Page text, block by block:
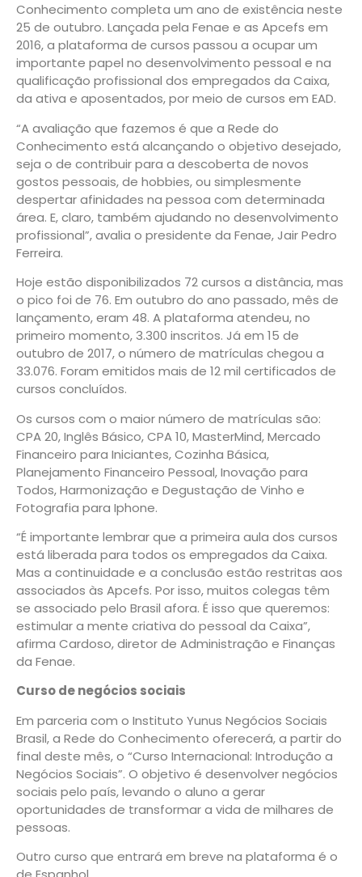
Conhecimento completa um ano de existência neste
25 de outubro. Lançada pela Fenae e as Apcefs em
2016, a plataforma de cursos passou a ocupar um
importante papel no desenvolvimento pessoal e na
qualificação profissional dos empregados da Caixa,
da ativa e aposentados, por meio de cursos em EAD.
“A avaliação que fazemos é que a Rede do
Conhecimento está alcançando o objetivo desejado,
seja o de contribuir para a descoberta de novos
gostos pessoais, de hobbies, ou simplesmente
despertar afinidades na pessoa com determinada
área. E, claro, também ajudando no desenvolvimento
profissional”, avalia o presidente da Fenae, Jair Pedro
Ferreira.
Hoje estão disponibilizados 72 cursos a distância, mas
o pico foi de 76. Em outubro do ano passado, mês de
lançamento, eram 48. A plataforma atendeu, no
primeiro momento, 3.300 inscritos. Já em 15 de
outubro de 2017, o número de matrículas chegou a
33.076. Foram emitidos mais de 12 mil certificados de
cursos concluídos.
Os cursos com o maior número de matrículas são:
CPA 20, Inglês Básico, CPA 10, MasterMind, Mercado
Financeiro para Iniciantes, Cozinha Básica,
Planejamento Financeiro Pessoal, Inovação para
Todos, Harmonização e Degustação de Vinho e
Fotografia para Iphone.
“É importante lembrar que a primeira aula dos cursos
está liberada para todos os empregados da Caixa.
Mas a continuidade e a conclusão estão restritas aos
associados às Apcefs. Por isso, muitos colegas têm
se associado pelo Brasil afora. É isso que queremos:
estimular a mente criativa do pessoal da Caixa”,
afirma Cardoso, diretor de Administração e Finanças
da Fenae.
Curso de negócios sociais
Em parceria com o Instituto Yunus Negócios Sociais
Brasil, a Rede do Conhecimento oferecerá, a partir do
final deste mês, o “Curso Internacional: Introdução a
Negócios Sociais”. O objetivo é desenvolver negócios
sociais pelo país, levando o aluno a gerar
oportunidades de transformar a vida de milhares de
pessoas.
Outro curso que entrará em breve na plataforma é o